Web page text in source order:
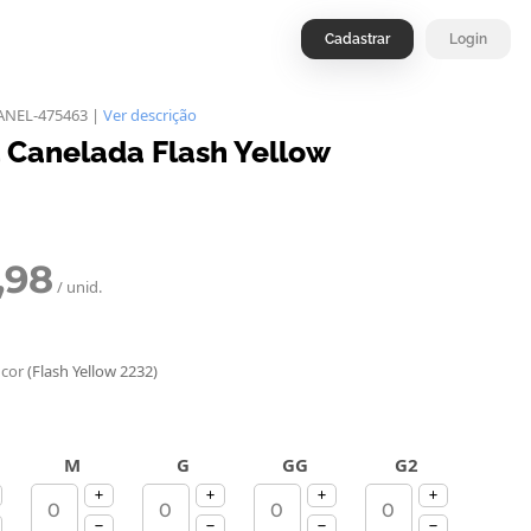
Cadastrar Login
475463 | Ver descrição
Flash Yellow
/ unid.
(Flash Yellow 2232)
M G GG G2